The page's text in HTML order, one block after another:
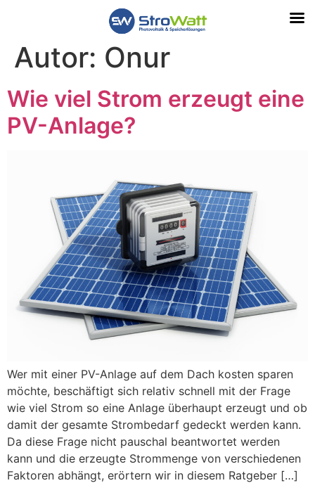
Autor: Onur
Wie viel Strom erzeugt eine
PV-Anlage?
Wer mit einer PV-Anlage auf dem Dach kosten sparen
möchte, beschäftigt sich relativ schnell mit der Frage
wie viel Strom so eine Anlage überhaupt erzeugt und ob
damit der gesamte Strombedarf gedeckt werden kann.
Da diese Frage nicht pauschal beantwortet werden
kann und die erzeugte Strommenge von verschiedenen
Faktoren abhängt, erörtern wir in diesem Ratgeber […]